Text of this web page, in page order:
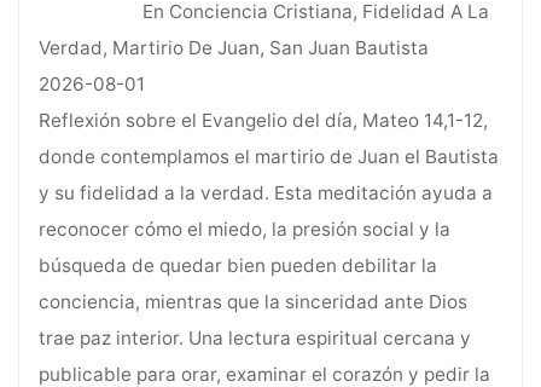
En Conciencia Cristiana, Fidelidad A La
Verdad, Martirio De Juan, San Juan Bautista
2026-08-01
Reflexión sobre el Evangelio del día, Mateo 14,1-12,
donde contemplamos el martirio de Juan el Bautista
y su fidelidad a la verdad. Esta meditación ayuda a
reconocer cómo el miedo, la presión social y la
búsqueda de quedar bien pueden debilitar la
conciencia, mientras que la sinceridad ante Dios
trae paz interior. Una lectura espiritual cercana y
publicable para orar, examinar el corazón y pedir la